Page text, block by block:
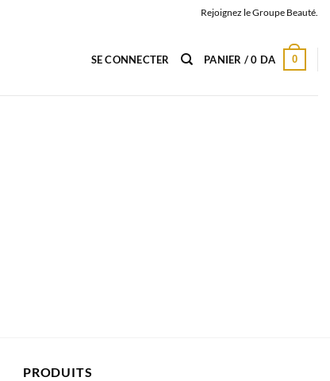
Rejoignez le Groupe Beauté.
SE CONNECTER PANIER /0 DA 0
PRODUITS